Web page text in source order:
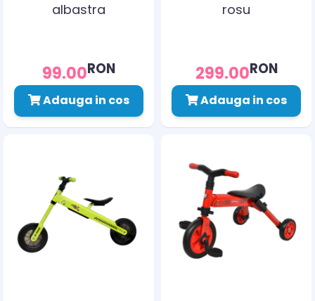
albastra
99.00RON
Adauga in cos
rosu
299.00RON
Adauga in cos